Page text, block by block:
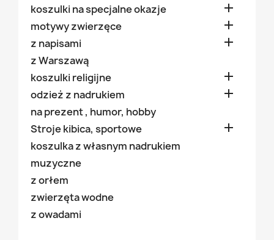
koszulki na specjalne okazje

motywy zwierzęce 
z napisami 
z Warszawą
koszulki religijne

odzież z nadrukiem 
na prezent , humor, hobby
Stroje kibica, sportowe

koszulka z własnym nadrukiem
muzyczne
z orłem
zwierzęta wodne
z owadami